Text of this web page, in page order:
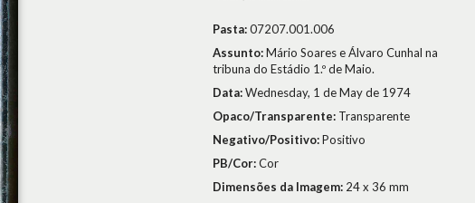
Pasta:07207.001.006
Assunto:Mário Soares e Álvaro Cunhal na
tribuna do Estádio 1.º de Maio.
Data:Wednesday, 1 de May de 1974
Opaco/Transparente: Transparente
Negativo/Positivo:Positivo
PB/Cor:Cor
Dimensões da Imagem: 24 x 36 mm